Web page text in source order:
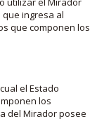
ingresa al
que componen los
el Estado
los
del Mirador posee